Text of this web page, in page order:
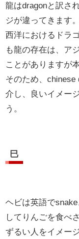
龍はdragonと訳さ
ジが違ってきます
西洋におけるドラ
も龍の存在は、ア
ことがありますが
そのため、chinese
介し、良いイメー
う。
巳
ヘビは英語で
してりんごを食べ
ずるい人をイメー